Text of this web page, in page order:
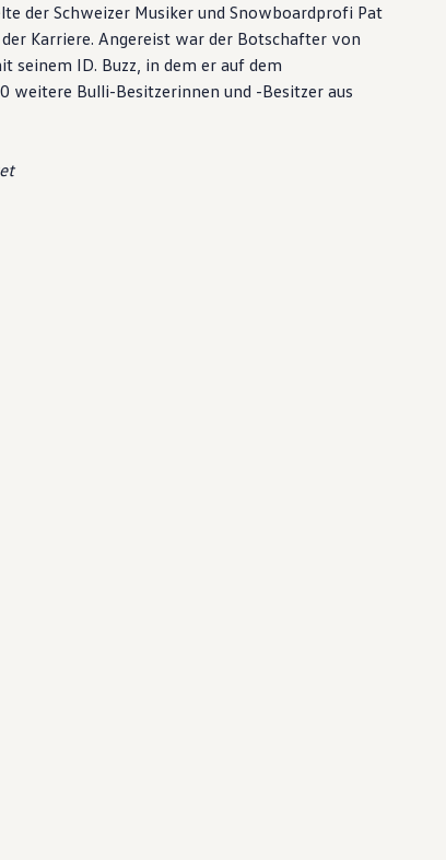
der Schweizer Musiker und Snowboardprofi Pat
Karriere. Angereist war der Botschafter von
seinem ID. Buzz, in dem er auf dem
weitere Bulli-Besitzerinnen und -Besitzer aus